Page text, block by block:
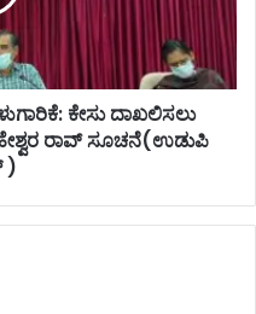
ಕೇಸು ದಾಖಲಿಸಲು
ರಾವ್ ಸೂಚನೆ(ಉಡುಪಿ
)